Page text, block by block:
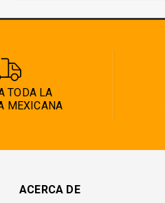
TODA LA
MEXICANA
ACERCA DE